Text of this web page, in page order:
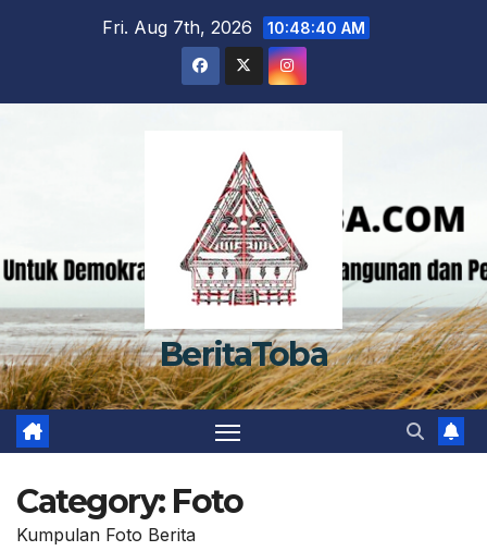
Fri. Aug 7th, 2026 10:48:41 AM
BeritaToba
Category: Foto
Kumpulan Foto Berita